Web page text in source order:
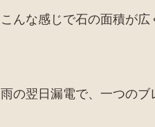
こんな感じで石の面積が広
雨の翌日漏電で、一つのブ